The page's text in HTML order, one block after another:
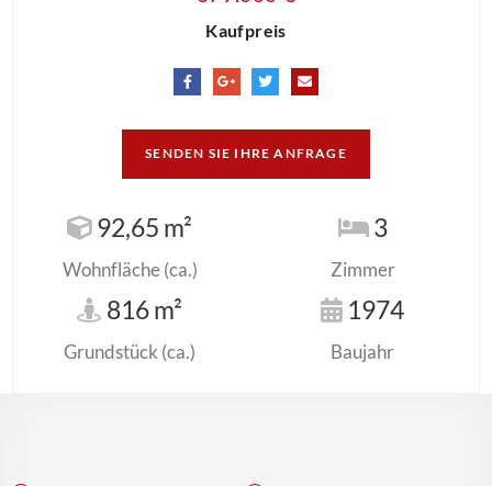
Kaufpreis
SENDEN SIE IHRE ANFRAGE
92,65 m²
Wohnfläche (ca.)
3
Zimmer
816 m²
Grundstück (ca.)
1974
Baujahr